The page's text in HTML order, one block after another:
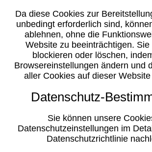
Da diese Cookies zur
unbedingt erforderlich sind,
ablehnen, ohne die
Website zu beeinträchtigen. Sie
blockieren oder löschen,
Browsereinstellungen ändern und
aller Cookies auf dieser
Datenschutz-
Sie können unsere
Datenschutzeinstellungen im
Datenschutzrichtlinie